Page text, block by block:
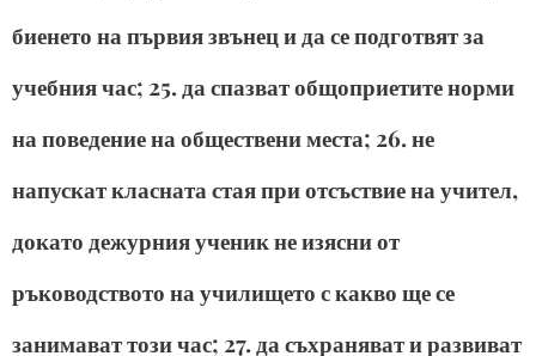
биенето на първия звънец и да се подготвят за
учебния час; 25. да спазват общоприетите норми
на поведение на обществени места; 26. не
напускат класната стая при отсъствие на учител,
докато дежурния ученик не изясни от
ръководството на училището с какво ще се
занимават този час; 27. да съхраняват и развиват